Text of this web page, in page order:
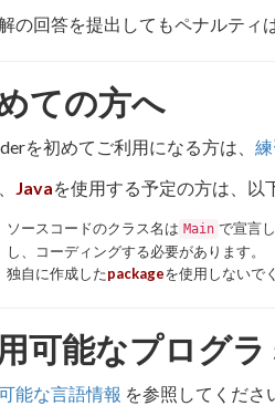
の回答を提出してもペナルティ
ての方へ
を初めてご利用になる方は、
Javaを使用する予定の方は、以
ソースコードのクラス名は Main で宣言
し、コーディングする必要があります。
独自に作成したpackageを使用しないで
可能なプログ
能な言語情報 を参照してくださ